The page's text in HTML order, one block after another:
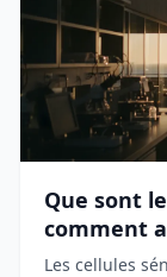
Que sont
comment
Les cellules